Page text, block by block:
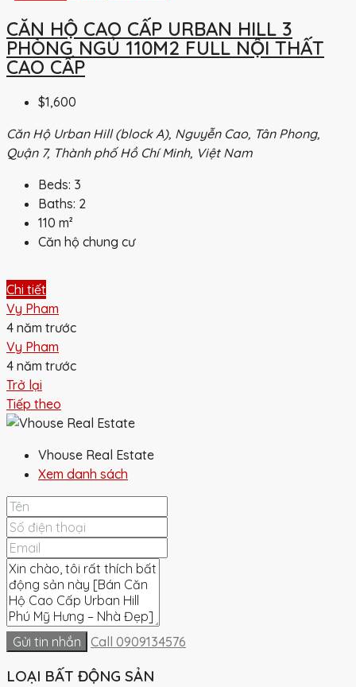
CĂN HỘ CAO CẤP URBAN HILL 3
PHÒNG NGỦ 110M2 FULL NỘI THẤT
CAO CẤP
$1,600
Căn Hộ Urban Hill (block A), Nguyễn Cao, Tân Phong,
Quận 7, Thành phố Hồ Chí Minh, Việt Nam
Beds: 3
Baths: 2
110 m²
Căn hộ chung cư
Chi tiết
Vy Pham
4 năm trước
Vy Pham
4 năm trước
Trở lại
Tiếp theo
Vhouse Real Estate
Xem danh sách
Gửi tin nhắn Call 0909134576
LOẠI BẤT ĐỘNG SẢN